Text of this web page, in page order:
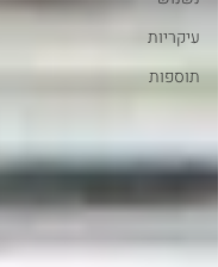
עיקריות
תוספות